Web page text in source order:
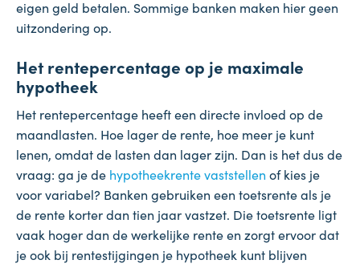
eigen geld betalen. Sommige banken maken hier geen
uitzondering op.
Het rentepercentage op je maximale
hypotheek
Het rentepercentage heeft een directe invloed op de
maandlasten. Hoe lager de rente, hoe meer je kunt
lenen, omdat de lasten dan lager zijn. Dan is het dus de
vraag: ga je de hypotheekrente vaststellen of kies je
voor variabel? Banken gebruiken een toetsrente als je
de rente korter dan tien jaar vastzet. Die toetsrente ligt
vaak hoger dan de werkelijke rente en zorgt ervoor dat
je ook bij rentestijgingen je hypotheek kunt blijven